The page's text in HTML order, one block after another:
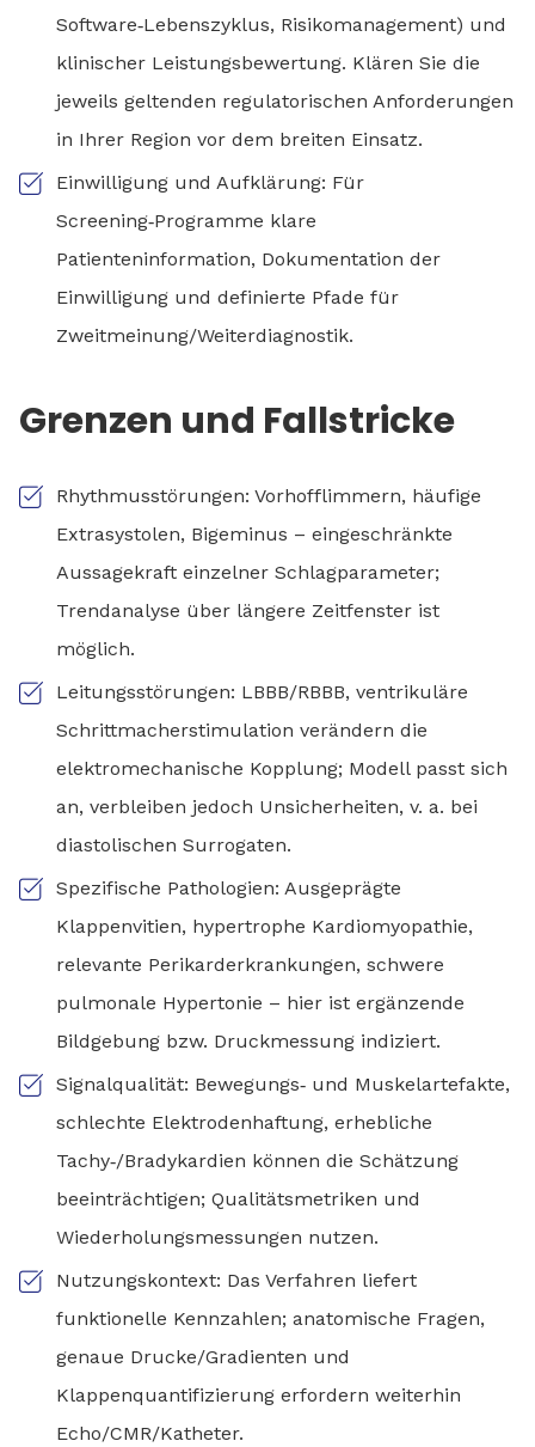
Software‑Lebenszyklus, Risikomanagement) und
klinischer Leistungsbewertung. Klären Sie die
jeweils geltenden regulatorischen Anforderungen
in Ihrer Region vor dem breiten Einsatz.
Einwilligung und Aufklärung: Für
Screening‑Programme klare
Patienteninformation, Dokumentation der
Einwilligung und definierte Pfade für
Zweitmeinung/Weiterdiagnostik.
Grenzen und Fallstricke
Rhythmusstörungen: Vorhofflimmern, häufige
Extrasystolen, Bigeminus – eingeschränkte
Aussagekraft einzelner Schlagparameter;
Trendanalyse über längere Zeitfenster ist
möglich.
Leitungsstörungen: LBBB/RBBB, ventrikuläre
Schrittmacherstimulation verändern die
elektromechanische Kopplung; Modell passt sich
an, verbleiben jedoch Unsicherheiten, v. a. bei
diastolischen Surrogaten.
Spezifische Pathologien: Ausgeprägte
Klappenvitien, hypertrophe Kardiomyopathie,
relevante Perikarderkrankungen, schwere
pulmonale Hypertonie – hier ist ergänzende
Bildgebung bzw. Druckmessung indiziert.
Signalqualität: Bewegungs‑ und Muskelartefakte,
schlechte Elektrodenhaftung, erhebliche
Tachy‑/Bradykardien können die Schätzung
beeinträchtigen; Qualitätsmetriken und
Wiederholungsmessungen nutzen.
Nutzungskontext: Das Verfahren liefert
funktionelle Kennzahlen; anatomische Fragen,
genaue Drucke/Gradienten und
Klappenquantifizierung erfordern weiterhin
Echo/CMR/Katheter.